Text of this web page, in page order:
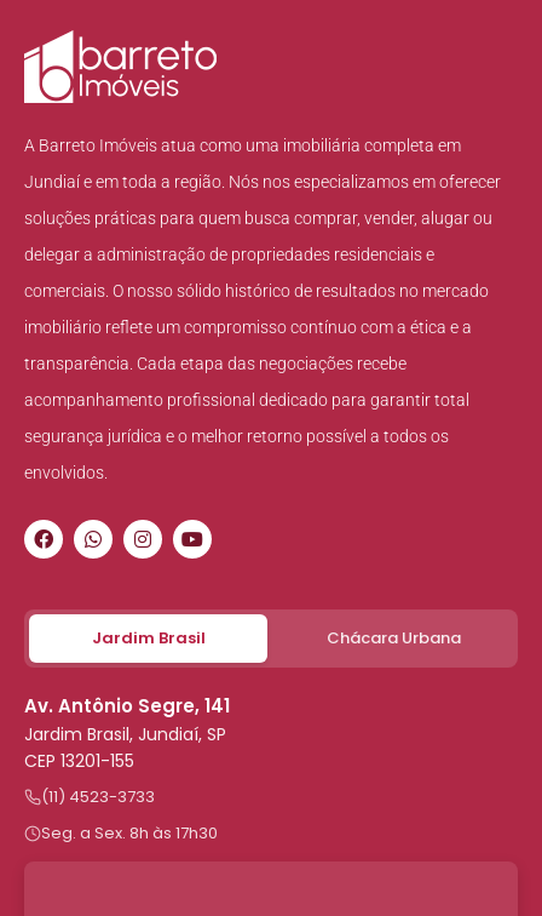
A Barreto Imóveis atua como uma imobiliária completa em
Jundiaí e em toda a região. Nós nos especializamos em oferecer
soluções práticas para quem busca comprar, vender, alugar ou
delegar a administração de propriedades residenciais e
comerciais. O nosso sólido histórico de resultados no mercado
imobiliário reflete um compromisso contínuo com a ética e a
transparência. Cada etapa das negociações recebe
acompanhamento profissional dedicado para garantir total
segurança jurídica e o melhor retorno possível a todos os
envolvidos.
Jardim Brasil Chácara Urbana
Av. Antônio Segre, 141
Jardim Brasil, Jundiaí, SP
CEP 13201-155
(11) 4523-3733
Seg. a Sex. 8h às 17h30